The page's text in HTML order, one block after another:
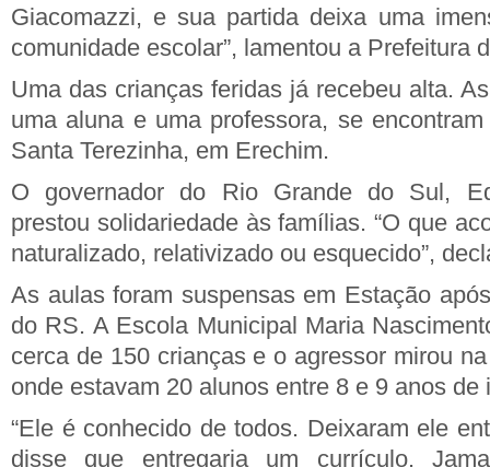
Giacomazzi, e sua partida deixa uma
comunidade escolar”, lamentou a Prefeitura
Uma das crianças feridas já recebeu alta.
uma aluna e uma professora, se
Santa Terezinha, em Erechim.
O governador do Rio Grande do Sul,
prestou solidariedade às famílias. “O que
naturalizado, relativizado ou esquecido”,
As aulas foram suspensas em Estação
do RS. A Escola Municipal Maria
cerca de 150 crianças e o agressor mirou
onde estavam 20 alunos entre 8 e 9 anos de
“Ele é conhecido de todos. Deixaram ele
disse que entregaria um currículo.